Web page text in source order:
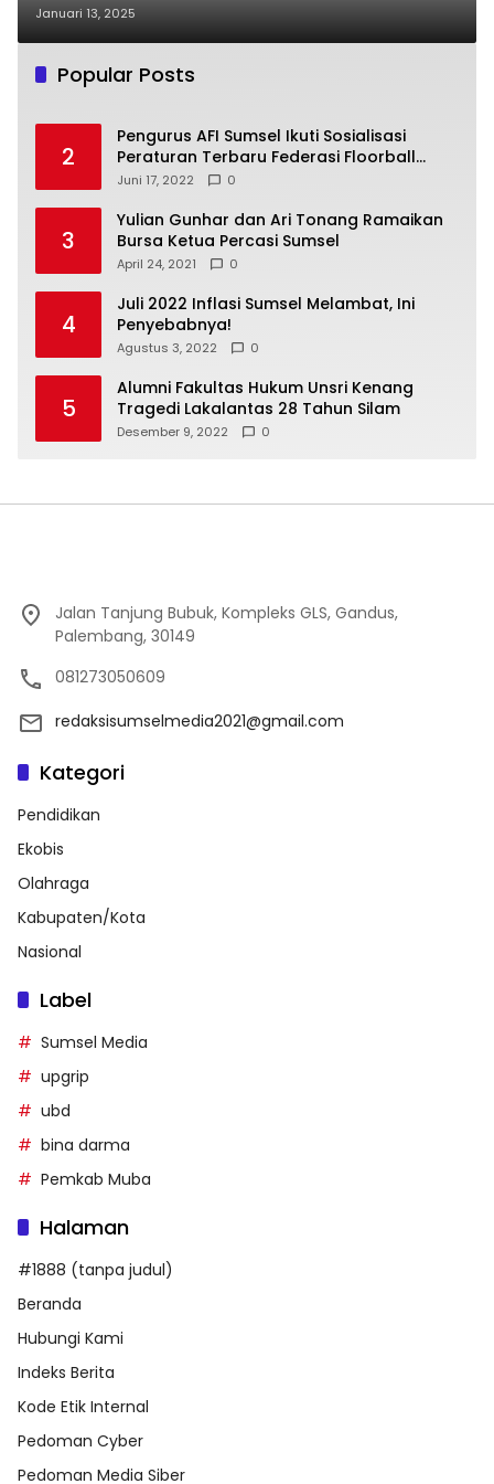
Pengembangan Karakter
Januari 13, 2025
Popular Posts
2
Pengurus AFI Sumsel Ikuti Sosialisasi
Peraturan Terbaru Federasi Floorball
Internasional
Juni 17, 2022 0
3
Yulian Gunhar dan Ari Tonang Ramaikan
Bursa Ketua Percasi Sumsel
April 24, 2021 0
4
Juli 2022 Inflasi Sumsel Melambat, Ini
Penyebabnya!
Agustus 3, 2022 0
5
Alumni Fakultas Hukum Unsri Kenang
Tragedi Lakalantas 28 Tahun Silam
Desember 9, 2022 0
Jalan Tanjung Bubuk, Kompleks GLS, Gandus,
Palembang, 30149
081273050609
redaksisumselmedia2021@gmail.com
Kategori
Pendidikan
Ekobis
Olahraga
Kabupaten/Kota
Nasional
Label
Sumsel Media
upgrip
ubd
bina darma
Pemkab Muba
Halaman
#1888 (tanpa judul)
Beranda
Hubungi Kami
Indeks Berita
Kode Etik Internal
Pedoman Cyber
Pedoman Media Siber